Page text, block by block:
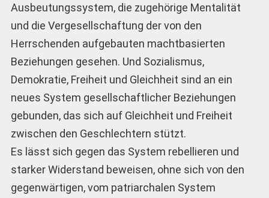
Ausbeutungssystem, die zugehörige Mentalität
und die Vergesellschaftung der von den
Herrschenden aufgebauten machtbasierten
Beziehungen gesehen. Und Sozialismus,
Demokratie, Freiheit und Gleichheit sind an ein
neues System gesellschaftlicher Beziehungen
gebunden, das sich auf Gleichheit und Freiheit
zwischen den Geschlechtern stützt.
Es lässt sich gegen das System rebellieren und
starker Widerstand beweisen, ohne sich von den
gegenwärtigen, vom patriarchalen System